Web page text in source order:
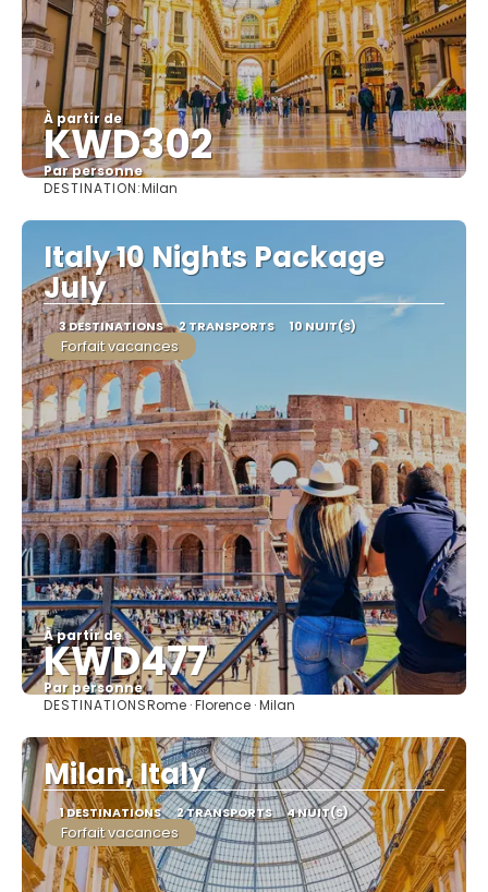
À partir de
KWD302
Par personne
DESTINATION:Milan
Italy 10 Nights Package
July
3 DESTINATIONS 2 TRANSPORTS 10 NUIT(S)
Forfait vacances
À partir de
KWD477
Par personne
Afficher
DESTINATIONSRome · Florence · Milan
Milan, Italy
1 DESTINATIONS 2 TRANSPORTS 4 NUIT(S)
Forfait vacances